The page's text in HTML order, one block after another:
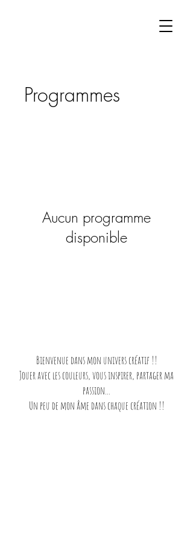
Programmes
Aucun programme
disponible
Bienvenue dans mon univers créatif !!
Jouer avec les couleurs, vous inspirer, partager ma
passion...
Un peu de mon âme dans chaque création !!